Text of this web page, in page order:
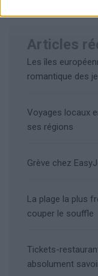
Articles
Les îles
romantique des
Voyages locaux
ses régions
Grève chez
La plage la plus
couper le souffle
Tickets-
absolument